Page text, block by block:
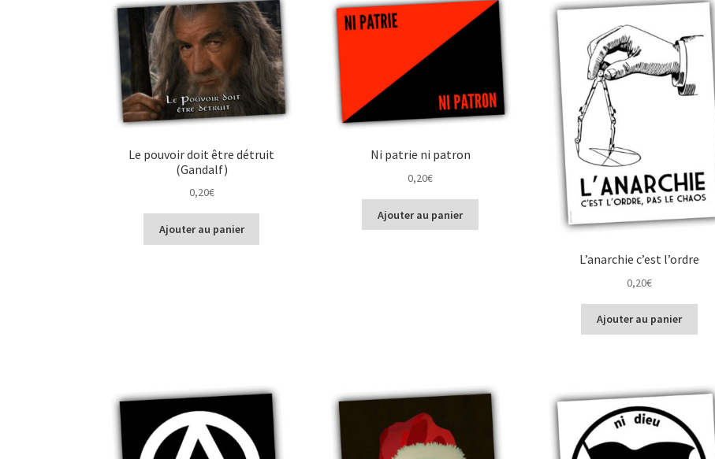
Le pouvoir doit être détruit
(Gandalf)
0,20€
Ajouter au panier
Ni patrie ni patron
0,20€
Ajouter au panier
L’anarchie c’est l’ordre
0,20€
Ajouter au panier